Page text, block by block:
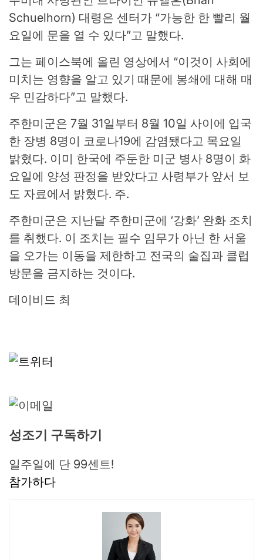
Schuelhorn) 대령은 센터가 “가능한 한 빨리 월
요일에 문을 열 수 있다”고 말했다.
그는 페이스북에 올린 영상에서 “이것이 사회에
미치는 영향을 알고 있기 때문에 봉쇄에 대해 매
우 민감하다”고 말했다.
주한미군은 7월 31일부터 8월 10일 사이에 입국
한 장병 8명이 코로나19에 감염됐다고 목요일
밝혔다. 이미 한국에 주둔한 미군 병사 8명이 화
요일에 양성 판정을 받았다고 사령부가 앞서 보
도 자료에서 밝혔다. 주.
주한미군은 지난달 주한미군에 ‘강화’ 완화 조치
를 취했다. 이 조치는 필수 임무가 아닌 한 서울
을 오가는 이동을 제한하고 전국의 술집과 클럽
방문을 금지하는 것이다.
데이비드 최
성조기 구독하기
일주일에 단 99센트!
참가하다